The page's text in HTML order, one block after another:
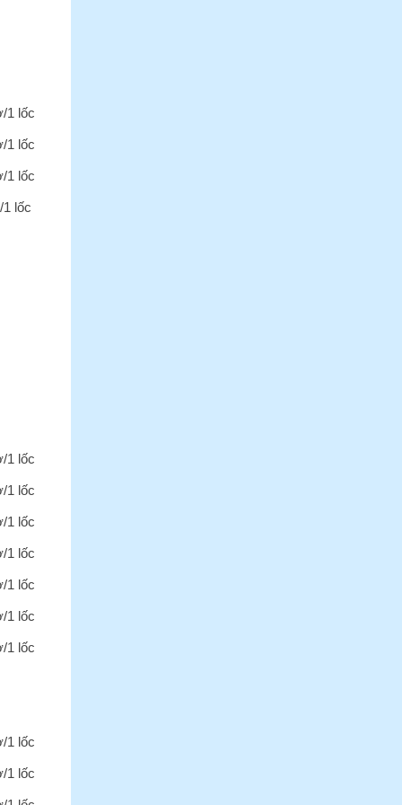
1 lốc
1 lốc
1 lốc
1 lốc
1 lốc
1 lốc
1 lốc
1 lốc
1 lốc
1 lốc
1 lốc
1 lốc
1 lốc